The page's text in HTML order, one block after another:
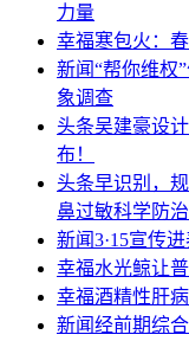
力量
幸福寒包火：
新闻“帮你维权
象调查
头条吴建豪设
布！
头条早识别，
鼻过敏科学防
新闻3·15宣传
幸福水光鲸让
幸福酒精性肝
新闻经前期综